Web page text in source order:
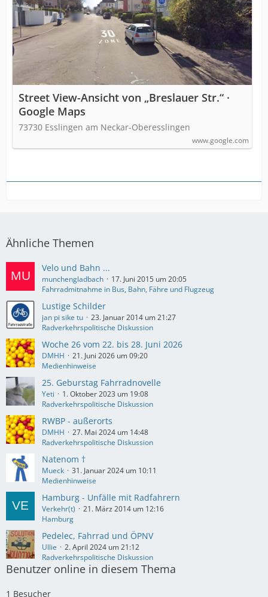
Street View-Ansicht von „Breslauer Str.“ ·
Google Maps
73730 Esslingen am Neckar-Oberesslingen
www.google.com
Ähnliche Themen
Velo und Bahn ...
munchengladbach
17. Juni 2015 um 20:05
Fahrradmitnahme in Bus, Bahn, Fähre und Flugzeug
Lustige Schilder
jan pi sike tu
23. Januar 2014 um 21:27
Radverkehrspolitische Diskussion
Woche 26 vom 22. bis 28. Juni 2026
DMHH
21. Juni 2026 um 09:20
Medienhinweise
25. Geburstag Fahrradnovelle
Yeti
1. Oktober 2023 um 19:08
Radverkehrspolitische Diskussion
RWBP - außerorts
DMHH
27. Mai 2024 um 14:48
Radverkehrspolitische Diskussion
Natenom †
Mueck
31. Januar 2024 um 10:11
Medienhinweise
Hamburg - Unfälle mit Radfahrern
Verkehr(t)
21. März 2014 um 12:16
Hamburg
Pedelec, Fahrrad und ÖPNV
Ullie
2. April 2024 um 21:12
Radverkehrspolitische Diskussion
Benutzer online in diesem Thema
1 Besucher